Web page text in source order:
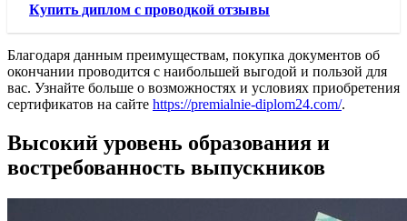
Купить диплом с проводкой отзывы
Благодаря данным преимуществам, покупка документов об
окончании проводится с наибольшей выгодой и пользой для
вас. Узнайте больше о возможностях и условиях приобретения
сертификатов на сайте https://premialnie-diplom24.com/.
Высокий уровень образования и
востребованность выпускников